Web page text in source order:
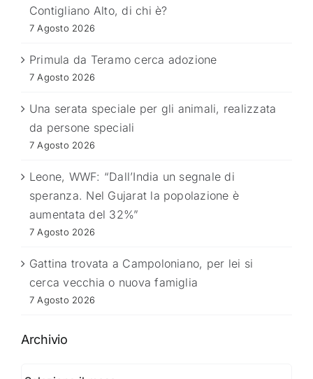
Contigliano Alto, di chi è?
7 Agosto 2026
Primula da Teramo cerca adozione
7 Agosto 2026
Una serata speciale per gli animali, realizzata
da persone speciali
7 Agosto 2026
Leone, WWF: “Dall’India un segnale di
speranza. Nel Gujarat la popolazione è
aumentata del 32%”
7 Agosto 2026
Gattina trovata a Campoloniano, per lei si
cerca vecchia o nuova famiglia
7 Agosto 2026
Archivio